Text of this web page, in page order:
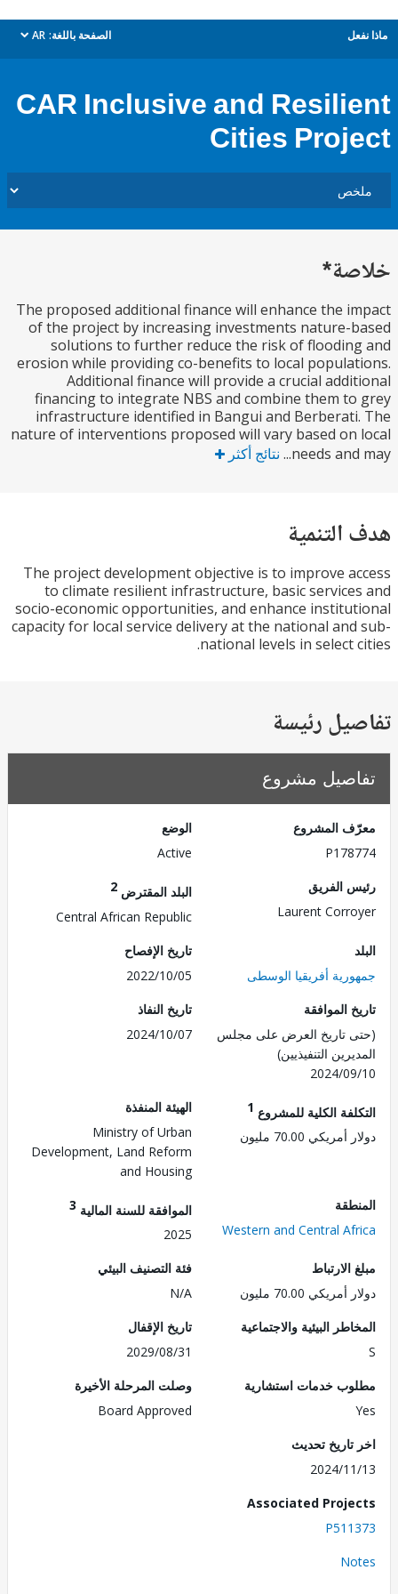
الصفحة باللغة: AR
dropdown
CAR Inclusive and
Cities
The proposed additional finance will enhance the
of the project by increasing investments nature-
solutions to further reduce the risk of
erosion while providing co-benefits to local
Additional finance will provide a crucial
financing to integrate NBS and combine them
infrastructure identified in Bangui and
nature of interventions proposed will vary based
needs نتائج أكثر
The project development objective is to improve
to climate resilient infrastructure, basic
socio-economic opportunities, and enhance
capacity for local service delivery at the national
national levels in select
رئيسة
مشروع
المشروع
الفريق
Laurent
البلد المقترض
Central African Republic
أفريقيا الوسطى
تاريخ الإفصاح
2022/10/05
الموافقة
تاريخ العرض على مجلس
التنفيذيين)
2024/
تاريخ النفاذ
2024/10/07
الكلية للمشروع1
70.00 مليون
الهيئة المنفذة
Ministry of Urban
Development, Land Reform
and Housing
Western and Central
الموافقة للسنة المالية3
2025
70.00 مليون
فئة التصنيف البيئي
البيئية والاجتماعية
تاريخ الإقفال
2029/08/31
خدمات استشارية
وصلت المرحلة الأخيرة
Board Approved
تحديث
2024/
Associated